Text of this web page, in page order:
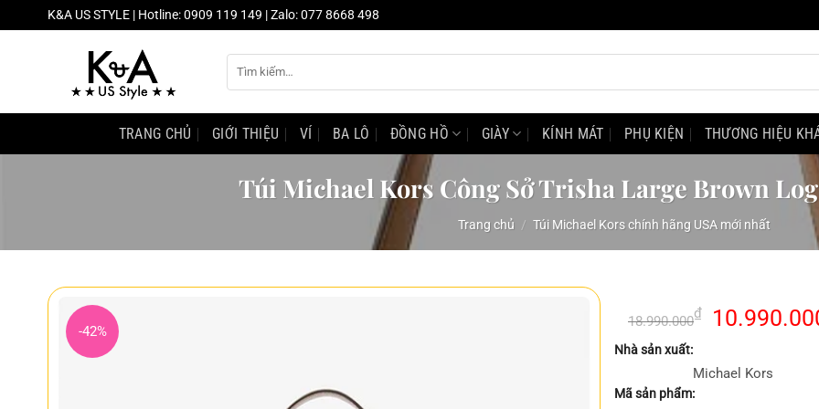
đến
K&A US STYLE | Hotline: 0909 119 149 | Zalo: 077 8668 498
kiếm:
TRANG CHỦ GIỚI THIỆU VÍ BA LÔ ĐỒNG HỒ GIÀY KÍNH MÁT PHỤ KIỆN THƯƠNG HIỆU
Túi Michael Kors Công Sở Trisha Large Brown
Trang chủ / Túi Michael Kors chính hãng USA mới nhất
-42%
18.990.000₫
Giá
Nhà sản xuất:
Michael Kors
Mã sản phẩm: